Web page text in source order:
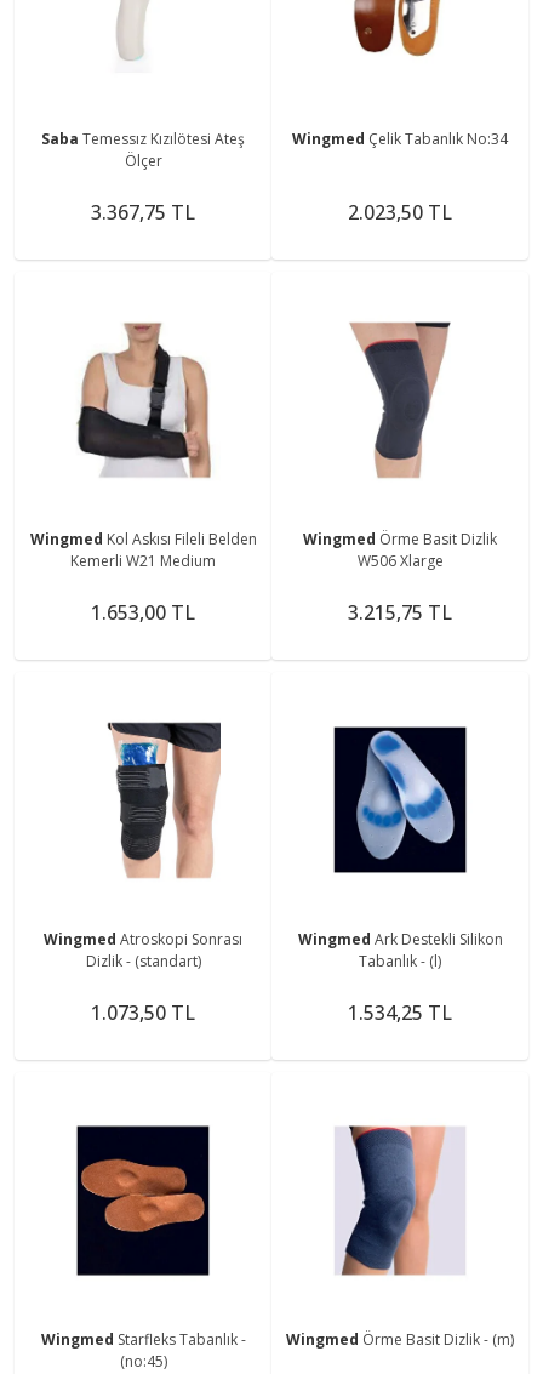
Saba Temessız Kızılötesi Ateş
Ölçer
3.367,75 TL
Wingmed Çelik Tabanlık No:34
2.023,50 TL
Wingmed Kol Askısı Fileli Belden
Kemerli W21 Medium
1.653,00 TL
Wingmed Örme Basit Dizlik
W506 Xlarge
3.215,75 TL
Wingmed Atroskopi Sonrası
Dizlik - (standart)
1.073,50 TL
Wingmed Ark Destekli Silikon
Tabanlık - (l)
1.534,25 TL
Wingmed Starfleks Tabanlık -
(no:45)
Wingmed Örme Basit Dizlik - (m)